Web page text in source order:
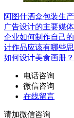
阿图什酒盒包装生
广告设计的主要媒
企业如何制作自己
计作品应该有哪些思
如何设计美食画册？
电话咨询
微信咨询
在线留言
请加微信咨询